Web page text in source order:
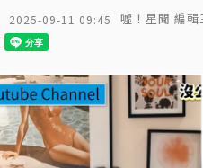
2025-09-11 09:45 噓！星聞 編